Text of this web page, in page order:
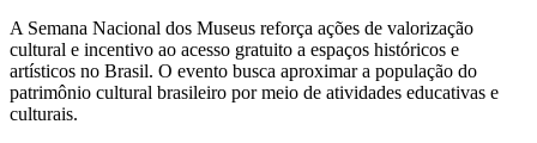
A Semana Nacional dos Museus reforça ações de valorização
cultural e incentivo ao acesso gratuito a espaços históricos e
artísticos no Brasil. O evento busca aproximar a população do
patrimônio cultural brasileiro por meio de atividades educativas e
culturais.